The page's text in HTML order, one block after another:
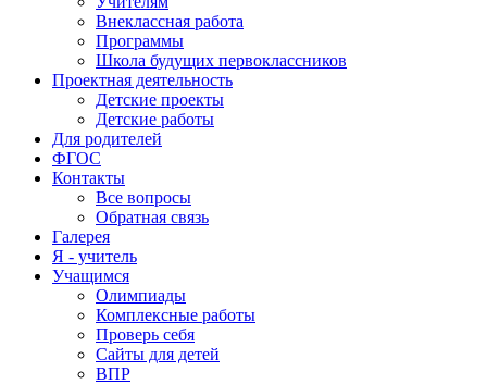
Внеклассная работа
Программы
Школа будущих первоклассников
Проектная деятельность
Детские проекты
Детские работы
Для родителей
ФГОС
Контакты
Все вопросы
Обратная связь
Галерея
Я - учитель
Учащимся
Олимпиады
Комплексные работы
Проверь себя
Сайты для детей
ВПР